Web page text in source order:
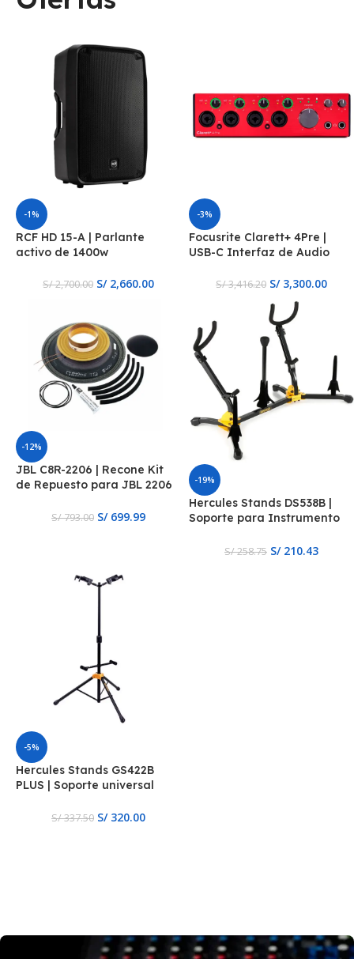
-1%
RCF HD 15-A | Parlante
activo de 1400w
S/2,700.00 S/2,660.00
-3%
Focusrite Clarett+ 4Pre |
USB-C Interfaz de Audio
S/3,416.20 S/3,300.00
-12%
JBL C8R-2206 | Recone Kit
de Repuesto para JBL 2206
S/793.00 S/699.99
-19%
Hercules Stands DS538B |
Soporte para Instrumento
soprano, y flauta y clarinete
S/258.75 S/210.43
-5%
Hercules Stands GS422B
PLUS | Soporte universal
con respaldo plegable
S/337.50 S/320.00